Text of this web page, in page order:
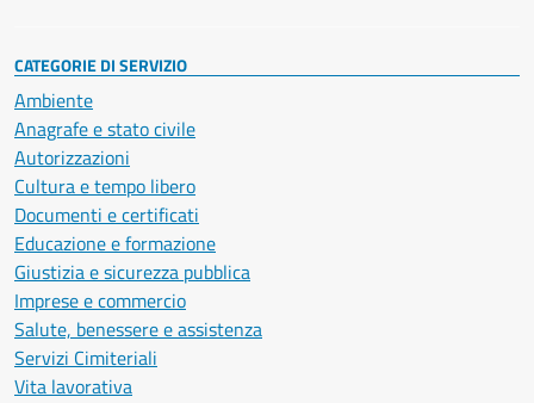
CATEGORIE DI SERVIZIO
Ambiente
Anagrafe e stato civile
Autorizzazioni
Cultura e tempo libero
Documenti e certificati
Educazione e formazione
Giustizia e sicurezza pubblica
Imprese e commercio
Salute, benessere e assistenza
Servizi Cimiteriali
Vita lavorativa